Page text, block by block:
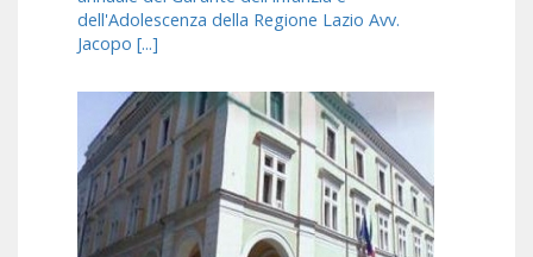
dell'Adolescenza della Regione Lazio Avv.
Jacopo [...]